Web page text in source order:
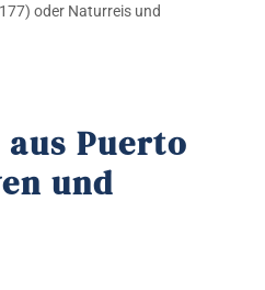
oder Naturreis und
aus Puerto
und